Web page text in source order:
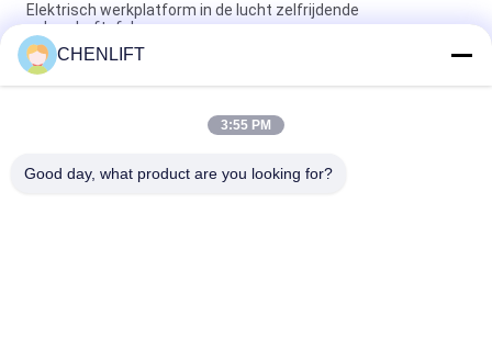
Elektrisch werkplatform in de lucht zelfrijdende
schaarheftafel
10m Hydraulisch Lift Platform Elektrisch zelfrijdend schaarlift
met uitbreidingsplatform 450Kg Belasting
10 meter hydraulische hefplatform aluminium hoogwerker
CHENLIFT
3:55 PM
Good day, what product are you looking for?